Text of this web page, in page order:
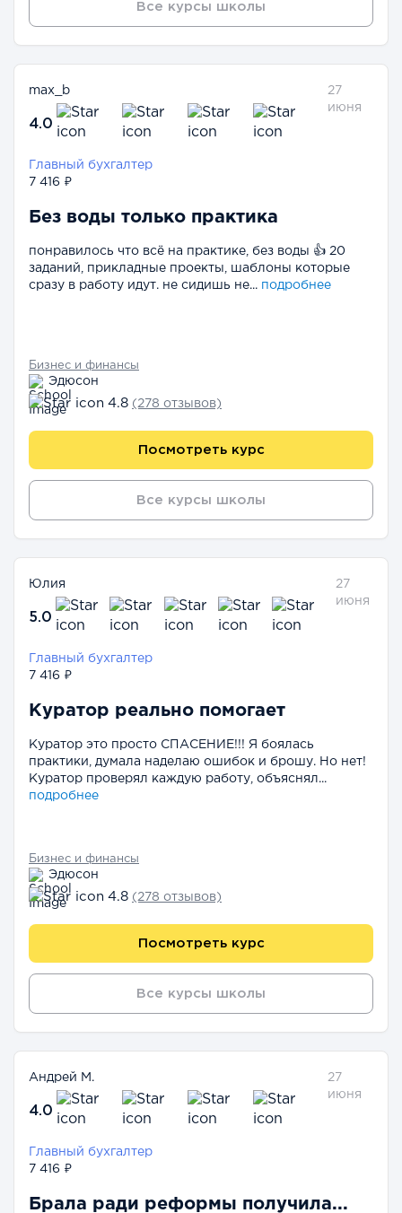
Все курсы школы
max_b
4.0
27
июня
Главный бухгалтер
7 416 ₽
Без воды только практика
понравилось что всё на практике, без воды 👍 20
заданий, прикладные проекты, шаблоны которые
сразу в работу идут. не сидишь не... подробнее
Бизнес и финансы
Эдюсон
4.8 (278 отзывов)
Посмотреть курс
Все курсы школы
Юлия
5.0
27
июня
Главный бухгалтер
7 416 ₽
Куратор реально помогает
Куратор это просто СПАСЕНИЕ!!! Я боялась
практики, думала наделаю ошибок и брошу. Но нет!
Куратор проверял каждую работу, объяснял...
подробнее
Бизнес и финансы
Эдюсон
4.8 (278 отзывов)
Посмотреть курс
Все курсы школы
Андрей М.
4.0
27
июня
Главный бухгалтер
7 416 ₽
Брала ради реформы получила...